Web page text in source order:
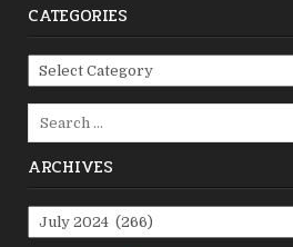
CATEGORIES
Categories
ARCHIVES
Archives